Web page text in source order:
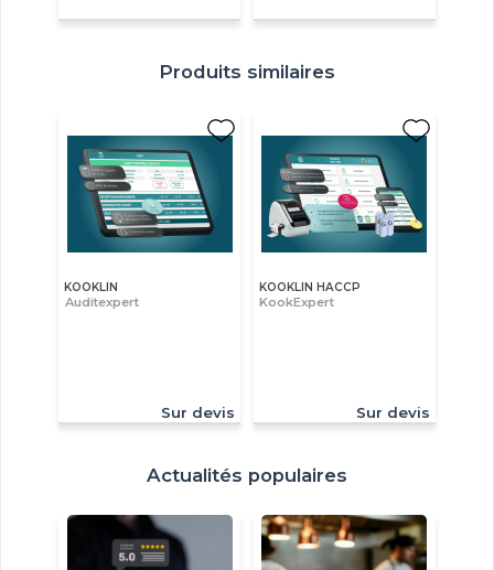
Produits similaires
KOOKLIN
Auditexpert
Sur devis
KOOKLIN HACCP
KookExpert
Sur devis
Actualités populaires